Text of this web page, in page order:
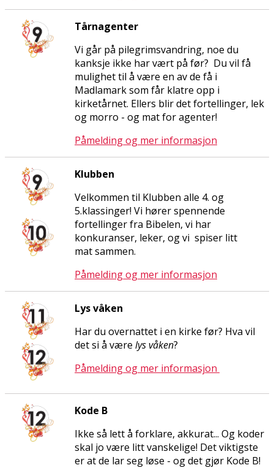
Tårnagenter
Vi går på pilegrimsvandring, noe du
kanksje ikke har vært på før? Du vil få
mulighet til å være en av de få i
Madlamark som får klatre opp i
kirketårnet. Ellers blir det fortellinger, lek
og morro - og mat for agenter!
Påmelding og mer informasjon
Klubben
Velkommen til Klubben alle 4. og
5.klassinger! Vi hører spennende
fortellinger fra Bibelen, vi har
konkuranser, leker, og vi spiser litt
mat sammen.
Påmelding og mer informasjon
Lys våken
Har du overnattet i en kirke før? Hva vil
det si å være lys våken?
Påmelding og mer informasjon
Kode B
Ikke så lett å forklare, akkurat... Og koder
skal jo være litt vanskelige! Det viktigste
er at de lar seg løse - og det gjør Kode B!